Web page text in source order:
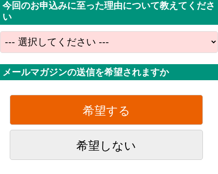
今回のお申込みに至った理由について教えてくださ
い
メールマガジンの送信を希望されますか
希望する
希望しない